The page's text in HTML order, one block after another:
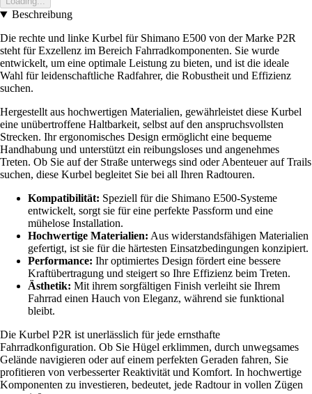
Beschreibung
Die rechte und linke Kurbel für Shimano E500 von der Marke P2R
steht für Exzellenz im Bereich Fahrradkomponenten. Sie wurde
entwickelt, um eine optimale Leistung zu bieten, und ist die ideale
Wahl für leidenschaftliche Radfahrer, die Robustheit und Effizienz
suchen.
Hergestellt aus hochwertigen Materialien, gewährleistet diese Kurbel
eine unübertroffene Haltbarkeit, selbst auf den anspruchsvollsten
Strecken. Ihr ergonomisches Design ermöglicht eine bequeme
Handhabung und unterstützt ein reibungsloses und angenehmes
Treten. Ob Sie auf der Straße unterwegs sind oder Abenteuer auf Trails
suchen, diese Kurbel begleitet Sie bei all Ihren Radtouren.
Kompatibilität: Speziell für die Shimano E500-Systeme
entwickelt, sorgt sie für eine perfekte Passform und eine
mühelose Installation.
Hochwertige Materialien: Aus widerstandsfähigen Materialien
gefertigt, ist sie für die härtesten Einsatzbedingungen konzipiert.
Performance: Ihr optimiertes Design fördert eine bessere
Kraftübertragung und steigert so Ihre Effizienz beim Treten.
Ästhetik: Mit ihrem sorgfältigen Finish verleiht sie Ihrem
Fahrrad einen Hauch von Eleganz, während sie funktional
bleibt.
Die Kurbel P2R ist unerlässlich für jede ernsthafte
Fahrradkonfiguration. Ob Sie Hügel erklimmen, durch unwegsames
Gelände navigieren oder auf einem perfekten Geraden fahren, Sie
profitieren von verbesserter Reaktivität und Komfort. In hochwertige
Komponenten zu investieren, bedeutet, jede Radtour in vollen Zügen